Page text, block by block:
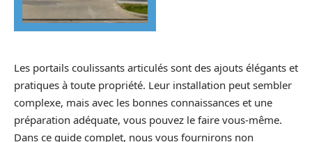
Les portails coulissants articulés sont des ajouts élégants et
pratiques à toute propriété. Leur installation peut sembler
complexe, mais avec les bonnes connaissances et une
préparation adéquate, vous pouvez le faire vous-même.
Dans ce guide complet, nous vous fournirons non